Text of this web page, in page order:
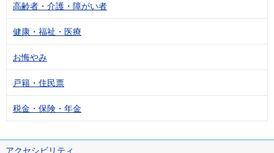
高齢者・介護・障がい者
健康・福祉・医療
お悔やみ
戸籍・住民票
税金・保険・年金
アクセシビリティ